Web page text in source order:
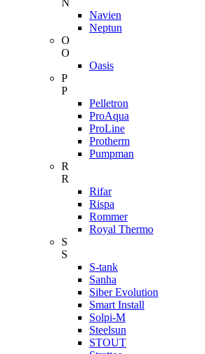
N
Navien
Neptun
O
O
Oasis
P
P
Pelletron
ProAqua
ProLine
Protherm
Pumpman
R
R
Rifar
Rispa
Rommer
Royal Thermo
S
S
S-tank
Sanha
Siber Evolution
Smart Install
Solpi-M
Steelsun
STOUT